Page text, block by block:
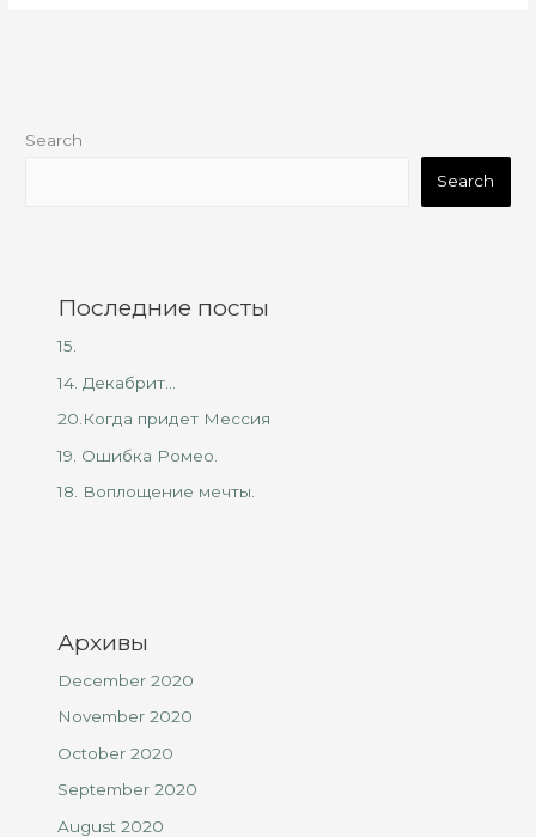
Search
Search
Последние посты
15.
14. Декабрит…
20.Когда придет Мессия
19. Ошибка Ромео.
18. Воплощение мечты.
Архивы
December 2020
November 2020
October 2020
September 2020
August 2020